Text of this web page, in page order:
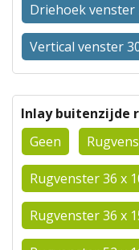
Driehoek venster
Vertical venster
Inlay buitenzijde
Geen
Rugvenster 36 x
Rugvenster 36 x